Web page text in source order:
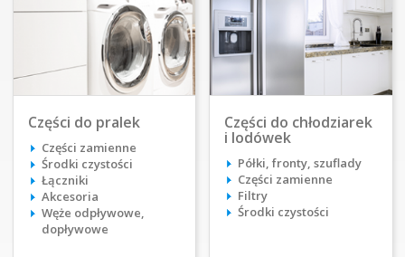
Części do pralek
Części zamienne
Środki czystości
Łączniki
Akcesoria
Węże odpływowe,
dopływowe
Części do chłodziarek
i lodówek
Półki, fronty, szuflady
Części zamienne
Filtry
Środki czystości